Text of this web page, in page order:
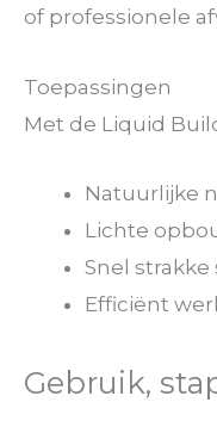
of professionele
Toepassingen
Met de Liquid
Natuurlijke
Lichte
Snel strakke
Efficiënt
Gebruik,